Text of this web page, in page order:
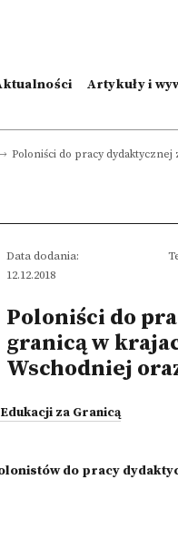
Artykuły i
Poloniści do pracy dydaktycznej
Data dodania:
12.12.2018
Poloniści do
granicą w
Wschodniej
za Granicą
do pracy